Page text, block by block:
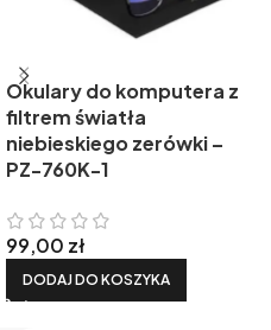
Okulary do komputera z
filtrem światła
niebieskiego zerówki –
PZ-760K-1
99,00 zł
DODAJ DO KOSZYKA